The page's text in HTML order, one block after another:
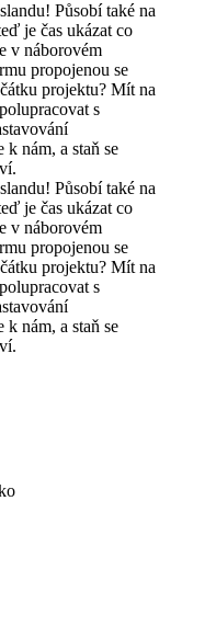
Působí také na
je čas ukázat co
v náborovém
propojenou se
projektu? Mít na
s
k nám, a staň se
Působí také na
je čas ukázat co
v náborovém
propojenou se
projektu? Mít na
s
k nám, a staň se